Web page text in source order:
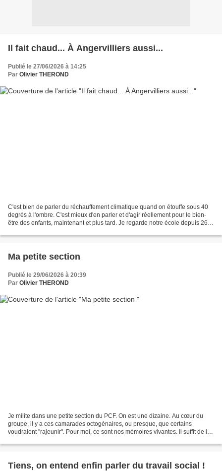
Il fait chaud... À Angervilliers aussi...
Publié le 27/06/2026 à 14:25
Par Olivier THEROND
C'est bien de parler du réchauffement climatique quand on étouffe sous 40
degrés à l'ombre. C'est mieux d'en parler et d'agir réellement pour le bien-
être des enfants, maintenant et plus tard. Je regarde notre école depuis 26
Ma petite section
Publié le 29/06/2026 à 20:39
Par Olivier THEROND
Je milite dans une petite section du PCF. On est une dizaine. Au cœur du
groupe, il y a ces camarades octogénaires, ou presque, que certains
voudraient "rajeunir". Pour moi, ce sont nos mémoires vivantes. Il suffit de les
Tiens, on entend enfin parler du travail social !